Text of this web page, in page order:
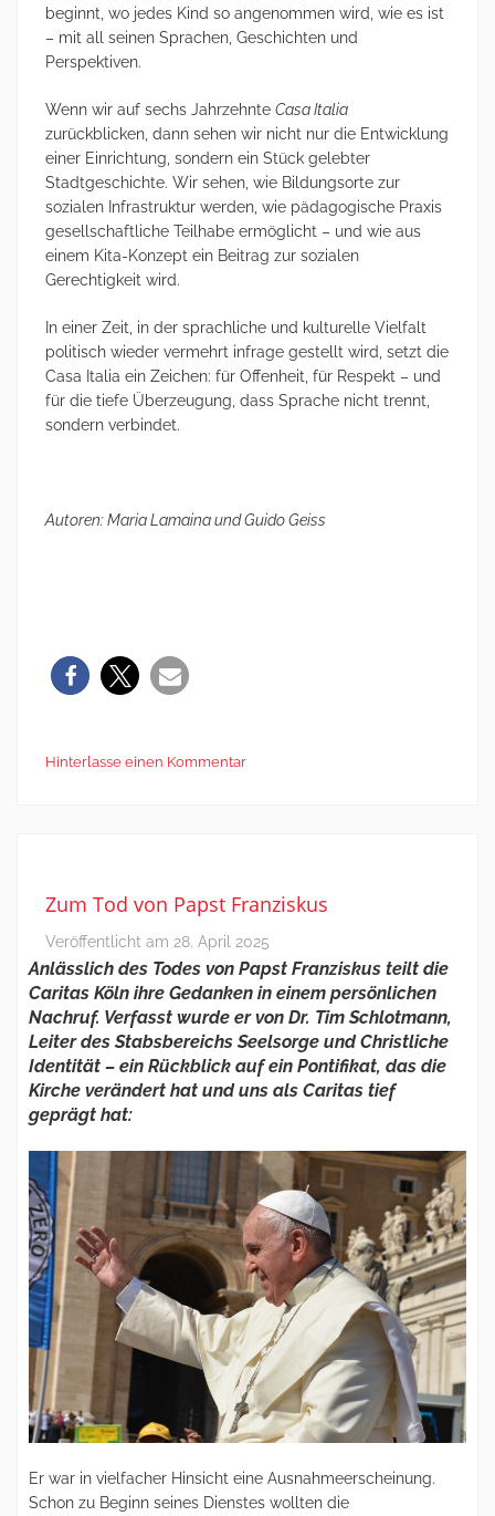
beginnt, wo jedes Kind so angenommen wird, wie es ist
– mit all seinen Sprachen, Geschichten und
Perspektiven.
Wenn wir auf sechs Jahrzehnte Casa Italia
zurückblicken, dann sehen wir nicht nur die Entwicklung
einer Einrichtung, sondern ein Stück gelebter
Stadtgeschichte. Wir sehen, wie Bildungsorte zur
sozialen Infrastruktur werden, wie pädagogische Praxis
gesellschaftliche Teilhabe ermöglicht – und wie aus
einem Kita-Konzept ein Beitrag zur sozialen
Gerechtigkeit wird.
In einer Zeit, in der sprachliche und kulturelle Vielfalt
politisch wieder vermehrt infrage gestellt wird, setzt die
Casa Italia ein Zeichen: für Offenheit, für Respekt – und
für die tiefe Überzeugung, dass Sprache nicht trennt,
sondern verbindet.
Autoren: Maria Lamaina und Guido Geiss
Hinterlasse einen Kommentar
Zum Tod von Papst Franziskus
Veröffentlicht am 28. April 2025
Anlässlich des Todes von Papst Franziskus teilt die
Caritas Köln ihre Gedanken in einem persönlichen
Nachruf. Verfasst wurde er von Dr. Tim Schlotmann,
Leiter des Stabsbereichs Seelsorge und Christliche
Identität – ein Rückblick auf ein Pontifikat, das die
Kirche verändert hat und uns als Caritas tief
geprägt hat:
Er war in vielfacher Hinsicht eine Ausnahmeerscheinung.
Schon zu Beginn seines Dienstes wollten die